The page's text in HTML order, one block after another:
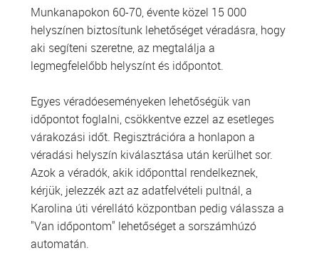
ŐSSEJT DONÁCIÓ
VÁRÓLISTÁK
Munkanapokon 60-70, évente közel 15 000
helyszínen biztosítunk lehetőséget véradásra, hogy
aki segíteni szeretne, az megtalálja a
legmegfelelőbb helyszínt és időpontot.
Egyes véradóeseményeken lehetőségük van
időpontot foglalni, csökkentve ezzel az esetleges
várakozási időt. Regisztrációra a honlapon a
véradási helyszín kiválasztása után kerülhet sor.
Azok a véradók, akik időponttal rendelkeznek,
kérjük, jelezzék azt az adatfelvételi pultnál, a
Karolina úti vérellátó központban pedig válassza a
"Van időpontom" lehetőséget a sorszámhúzó
automatán.